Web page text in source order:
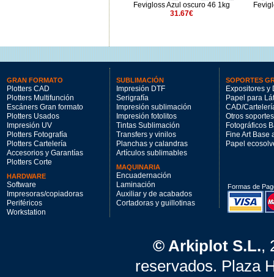
Fevigloss Azul oscuro 46 1kg
31.67€
GRAN FORMATO
Plotters CAD
Plotters Multifunción
Escáners Gran formato
Plotters Usados
Impresión UV
Plotters Fotografía
Plotters Cartelería
Accesorios y Garantías
Plotters Corte
HARDWARE
Software
Impresoras/copiadoras
Periféricos
Workstation
SUBLIMACIÓN
Impresión DTF
Serigrafía
Impresión sublimación
Impresión fotolitos
Tintas Sublimación
Transfers y vinilos
Planchas y calandras
Artículos sublimables
MAQUINARIA
Encuadernación
Laminación
Auxiliar y de acabados
Cortadoras y guillotinas
SOPORTES
Expositores y
Papel para
CAD/
Otros soportes
Fotográficos
Fine Art Base
Papel
Formas de
© Arkiplot S.L.,
reservados. Plaza